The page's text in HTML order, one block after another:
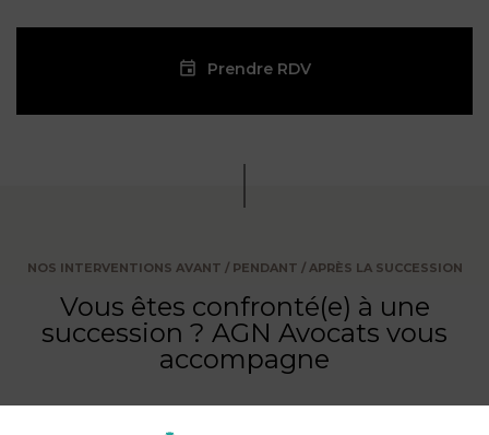
Prendre RDV
NOS INTERVENTIONS AVANT / PENDANT / APRÈS LA SUCCESSION
Vous êtes confronté(e) à une
succession ? AGN Avocats vous
accompagne